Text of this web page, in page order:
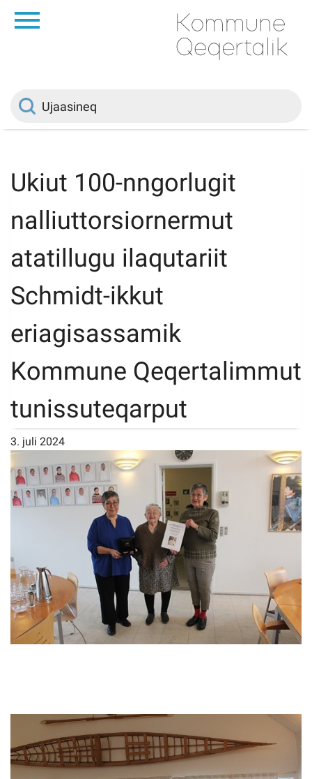
Innuttaasunut
Ileqqoreqqusat
Atorfiit
Piffissamik inniminniineq
Ukiut 100-nngorlugit
nalliuttorsiornermut
atatillugu ilaqutariit
Schmidt-ikkut
eriagisassamik
Kommune Qeqertalimmut
tunissuteqarput
3. juli 2024